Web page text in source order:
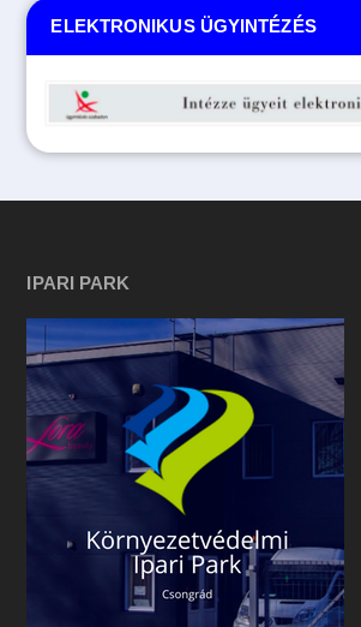
ELEKTRONIKUS ÜGYINTÉZÉS
IPARI PARK